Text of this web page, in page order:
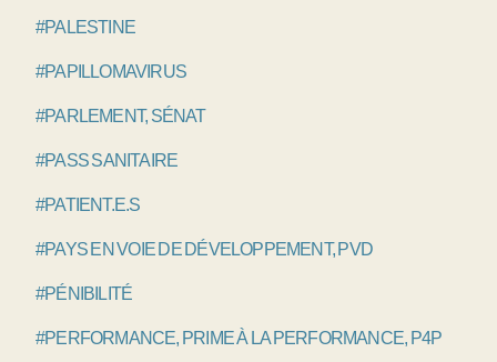
#PALESTINE
#PAPILLOMAVIRUS
#PARLEMENT, SÉNAT
#PASS SANITAIRE
#PATIENT.E.S
#PAYS EN VOIE DE DÉVELOPPEMENT, PVD
#PÉNIBILITÉ
#PERFORMANCE, PRIME À LA PERFORMANCE, P4P